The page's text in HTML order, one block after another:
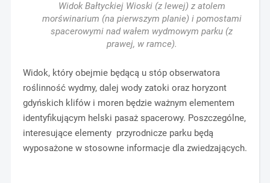
Widok Bałtyckiej Wioski (z lewej) z atolem
morświnarium (na pierwszym planie) i pomostami
spacerowymi nad wałem wydmowym parku (z
prawej, w ramce).
Widok, który obejmie będącą u stóp obserwatora
roślinność wydmy, dalej wody zatoki oraz horyzont
gdyńskich klifów i moren będzie ważnym elementem
identyfikującym helski pasaż spacerowy. Poszczególne,
interesujące elementy przyrodnicze parku będą
wyposażone w stosowne informacje dla zwiedzających.